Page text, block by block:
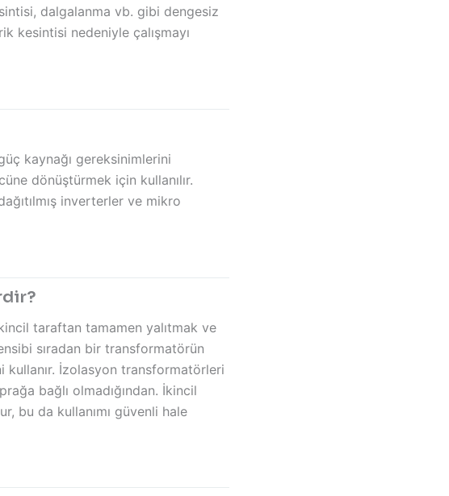
dalgalanma vb. gibi dengesiz
kesintisi nedeniyle çalışmayı
kaynağı gereksinimlerini
dönüştürmek için kullanılır.
inverterler ve mikro
taraftan tamamen yalıtmak ve
sıradan bir transformatörün
kullanır. İzolasyon transformatörleri
bağlı olmadığından. İkincil
bu da kullanımı güvenli hale